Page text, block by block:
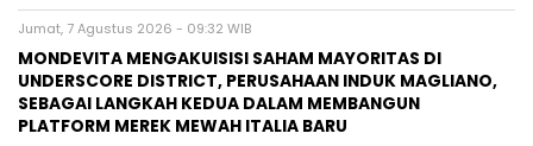
Jumat, 7 Agustus 2026 - 09:32 WIB
MONDEVITA MENGAKUISISI SAHAM MAYORITAS DI
UNDERSCORE DISTRICT, PERUSAHAAN INDUK MAGLIANO,
SEBAGAI LANGKAH KEDUA DALAM MEMBANGUN
PLATFORM MEREK MEWAH ITALIA BARU